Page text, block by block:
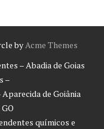
by Acme Themes
– Abadia de Goias
–
de Goiânia
químicos e